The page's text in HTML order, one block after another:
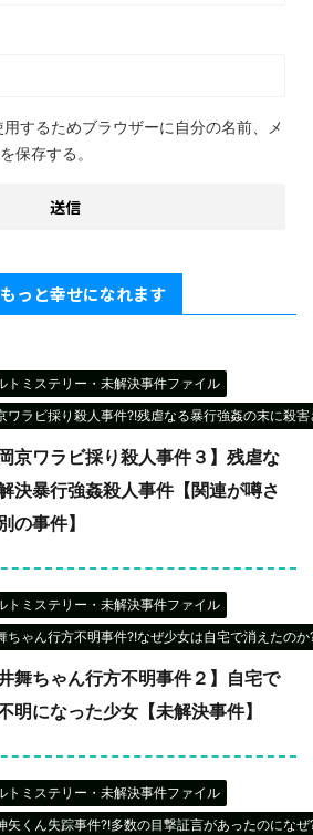
するためブラウザーに自分の名前、メ
保存する。
っと幸せになれます
トミステリー・未解決事件ファイル
ワラビ採り殺人事件?!残虐なる暴行強姦の末に殺
岡京ワラビ採り殺人事件３】残虐な
決暴行強姦殺人事件【関連が噂さ
の事件】
トミステリー・未解決事件ファイル
ちゃん行方不明事件?!なぜ少女は自宅で消えたのか
井舞ちゃん行方不明事件２】自宅で
明になった少女【未解決事件】
トミステリー・未解決事件ファイル
矢くん失踪事件?!多数の目撃証言があったのにな